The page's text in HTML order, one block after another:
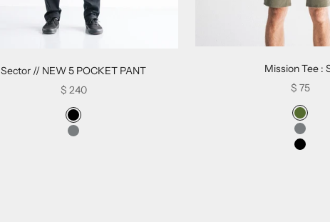
Sector // NEW 5 POCKET PANT
Sale price
$ 240
Swatch Selectors for Sector // NEW 5 POCKET PANT
ブラック
グレー
Mission Tee :
Sale price
$ 75
Swatch
オリー
グレー
ブラッ